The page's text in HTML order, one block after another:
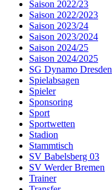
Saison 2022/23
Saison 2022/2023
Saison 2023/24
Saison 2023/2024
Saison 2024/25
Saison 2024/2025
SG Dynamo Dresden
Spielabsagen
Spieler
Sponsoring
Sport
Sportwetten
Stadion
Stammtisch
SV Babelsberg 03
SV Werder Bremen
Trainer